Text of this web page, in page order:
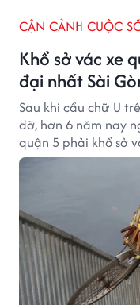
Khổ sở vác xe
đại nhất Sài
CẬN CẢNH CUỘC
Sau khi cầu chữ U
dỡ, hơn 6 năm nay
quận 5 phải khổ sở
qua đường.